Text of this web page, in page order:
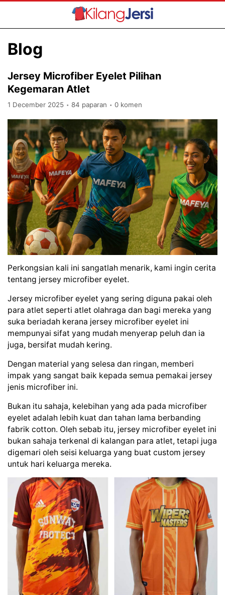
Blog
Jersey Microfiber Eyelet Pilihan
Kegemaran Atlet
1 December 2025 • 84 paparan • 0 komen
Perkongsian kali ini sangatlah menarik, kami ingin cerita
tentang jersey microfiber eyelet.
Jersey microfiber eyelet yang sering diguna pakai oleh
para atlet seperti atlet olahraga dan bagi mereka yang
suka beriadah kerana jersey microfiber eyelet ini
mempunyai sifat yang mudah menyerap peluh dan ia
juga, bersifat mudah kering.
Dengan material yang selesa dan ringan, memberi
impak yang sangat baik kepada semua pemakai jersey
jenis microfiber ini.
Bukan itu sahaja, kelebihan yang ada pada microfiber
eyelet adalah lebih kuat dan tahan lama berbanding
fabrik cotton. Oleh sebab itu, jersey microfiber eyelet ini
bukan sahaja terkenal di kalangan para atlet, tetapi juga
digemari oleh seisi keluarga yang buat custom jersey
untuk hari keluarga mereka.